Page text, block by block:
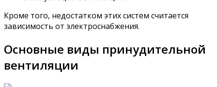
Кроме того, недостатком этих систем считается
зависимость от электроснабжения.
Основные виды принудительной
вентиляции